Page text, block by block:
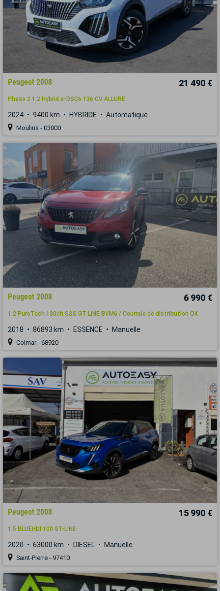
Peugeot 2008 21 490 €
Phase 2 1.2 Hybrid e-DSC6 136 CV ALLURE
2024 9400 km HYBRIDE Automatique
Moulins - 03000
Peugeot 2008 6 990 €
1.2 PureTech 130ch S&S GT LINE BVM6 / Courroie de distribution OK
2018 86893 km ESSENCE Manuelle
Colmar - 68920
Peugeot 2008 15 990 €
1.5 BLUEHDI 100 GT-LINE
2020 63000 km DIESEL Manuelle
Saint-Pierre - 97410